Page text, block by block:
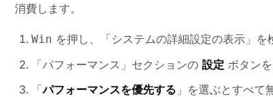
消費します。
Win を押し、「システムの詳細設定の表示」を
「パフォーマンス」セクションの 設定 ボタン
「パフォーマンスを優先する 」を選ぶとすべて